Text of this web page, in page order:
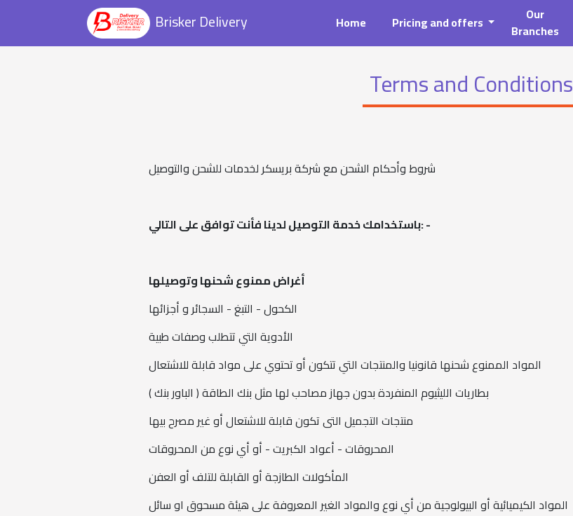
Brisker Delivery Home Pricing and offers
Our
Branches
Terms and Conditions
شروط وأحكام الشحن مع شركة بريسكر لخدمات للشحن والتوصيل
باستخدامك خدمة التوصيل لدينا فأنت توافق على التالي: -
أغراض ممنوع شحنها وتوصيلها
الكحول - التبغ - السجائر و أجزائها
الأدوية التي تتطلب وصفات طبية
المواد الممنوع شحنها قانونيا والمنتجات التي تتكون أو تحتوي على مواد قابلة للاشتعال
بطاريات الليثيوم المنفردة بدون جهاز مصاحب لها مثل بنك الطاقة ( الباور بنك )
منتجات التجميل التى تكون قابلة للاشتعال أو غير مصرح بيها
المحروقات - أعواد الكبريت - أو أي نوع من المحروقات
المأكولات الطازجة أو القابلة للتلف أو العفن
المواد الكيميائية أو البيولوجية من أي نوع والمواد الغير المعروفة على هيئة مسحوق او سائل